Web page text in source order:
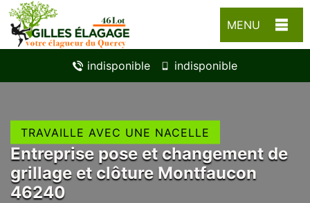
MENU
indisponible indisponible
TRAVAILLE AVEC UNE NACELLE
Entreprise pose et changement de
grillage et clôture Montfaucon
46240